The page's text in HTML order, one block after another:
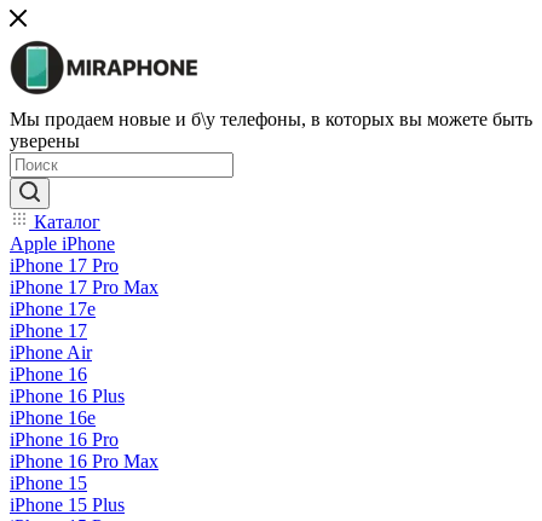
Мы продаем новые и б\у телефоны, в которых вы можете быть
уверены
Каталог
Apple iPhone
iPhone 17 Pro
iPhone 17 Pro Max
iPhone 17e
iPhone 17
iPhone Air
iPhone 16
iPhone 16 Plus
iPhone 16e
iPhone 16 Pro
iPhone 16 Pro Max
iPhone 15
iPhone 15 Plus